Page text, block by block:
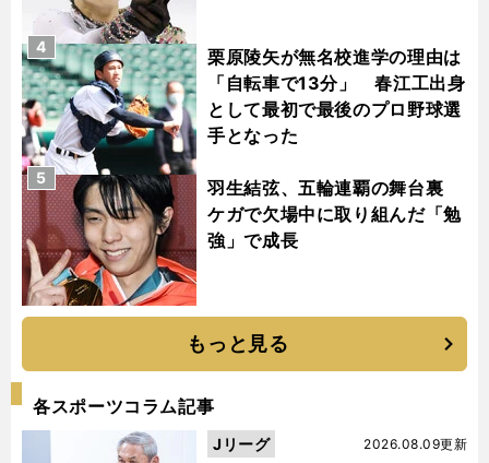
栗原陵矢が無名校進学の理由は
「自転車で13分」 春江工出身
として最初で最後のプロ野球選
手となった
4
羽生結弦、五輪連覇の舞台裏
ケガで欠場中に取り組んだ「勉
強」で成長
5
もっと見る
各スポーツコラム記事
2026.08.09更新
Jリーグ